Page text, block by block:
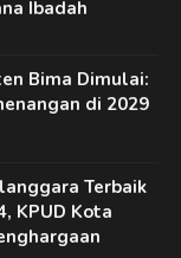
Ibadah
Bima Dimulai:
di 2029
Terbaik
KPUD Kota